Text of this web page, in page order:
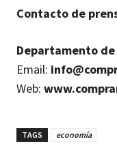
Contacto de
Departamento de
Email:
Web:
TAGS economía